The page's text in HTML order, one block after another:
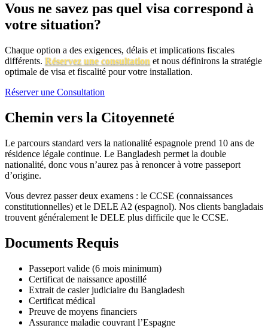
Vous ne savez pas quel visa correspond à
votre situation?
Chaque option a des exigences, délais et implications fiscales
différents. Réservez une consultation et nous définirons la stratégie
optimale de visa et fiscalité pour votre installation.
Réserver une Consultation
Chemin vers la Citoyenneté
Le parcours standard vers la nationalité espagnole prend 10 ans de
résidence légale continue. Le Bangladesh permet la double
nationalité, donc vous n’aurez pas à renoncer à votre passeport
d’origine.
Vous devrez passer deux examens : le CCSE (connaissances
constitutionnelles) et le DELE A2 (espagnol). Nos clients bangladais
trouvent généralement le DELE plus difficile que le CCSE.
Documents Requis
Passeport valide (6 mois minimum)
Certificat de naissance apostillé
Extrait de casier judiciaire du Bangladesh
Certificat médical
Preuve de moyens financiers
Assurance maladie couvrant l’Espagne